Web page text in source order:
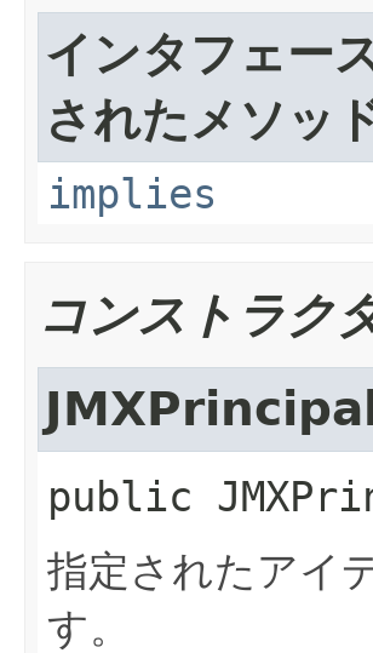
インタフェ
されたメソッ
implies
コンストラク
JMXPrincipal
public
指定されたアイ
す。